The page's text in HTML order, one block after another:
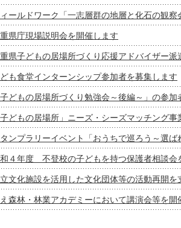
ールドワーク「一志層群の地層と化石の観
県庁現場説明会を開催します
県子どもの居場所づくり応援アドバイザー派
も食堂インターンシップ参加者を募集します
子どもの居場所づくり勉強会～後編～」の参加
子どもの居場所」ニーズ・シーズマッチング事
ンプラリーイベント「おうちで巡ろう～選
４年度 不登校の子どもを持つ保護者相談会
文化施設を活用した文化団体等の活動再開を
森林・林業アカデミーにおいて講演会等を開